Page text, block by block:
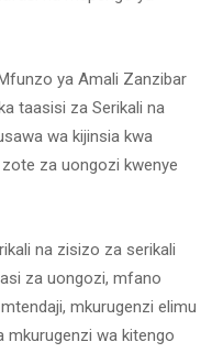
ya Amali Zanzibar
taasisi za Serikali na
wa kijinsia kwa
za uongozi kwenye
na zisizo za serikali
za uongozi, mfano
mkurugenzi elimu
mkurugenzi wa kitengo